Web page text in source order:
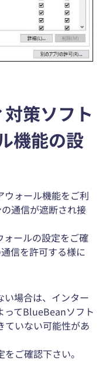
対策ソフト
機能の設
ウォール機能をご利
通信が遮断され接
ォールの設定をご確
信を許可する様に
い場合は、インター
ってBlueBeanソフト
ていない可能性があ
ご確認下さい。